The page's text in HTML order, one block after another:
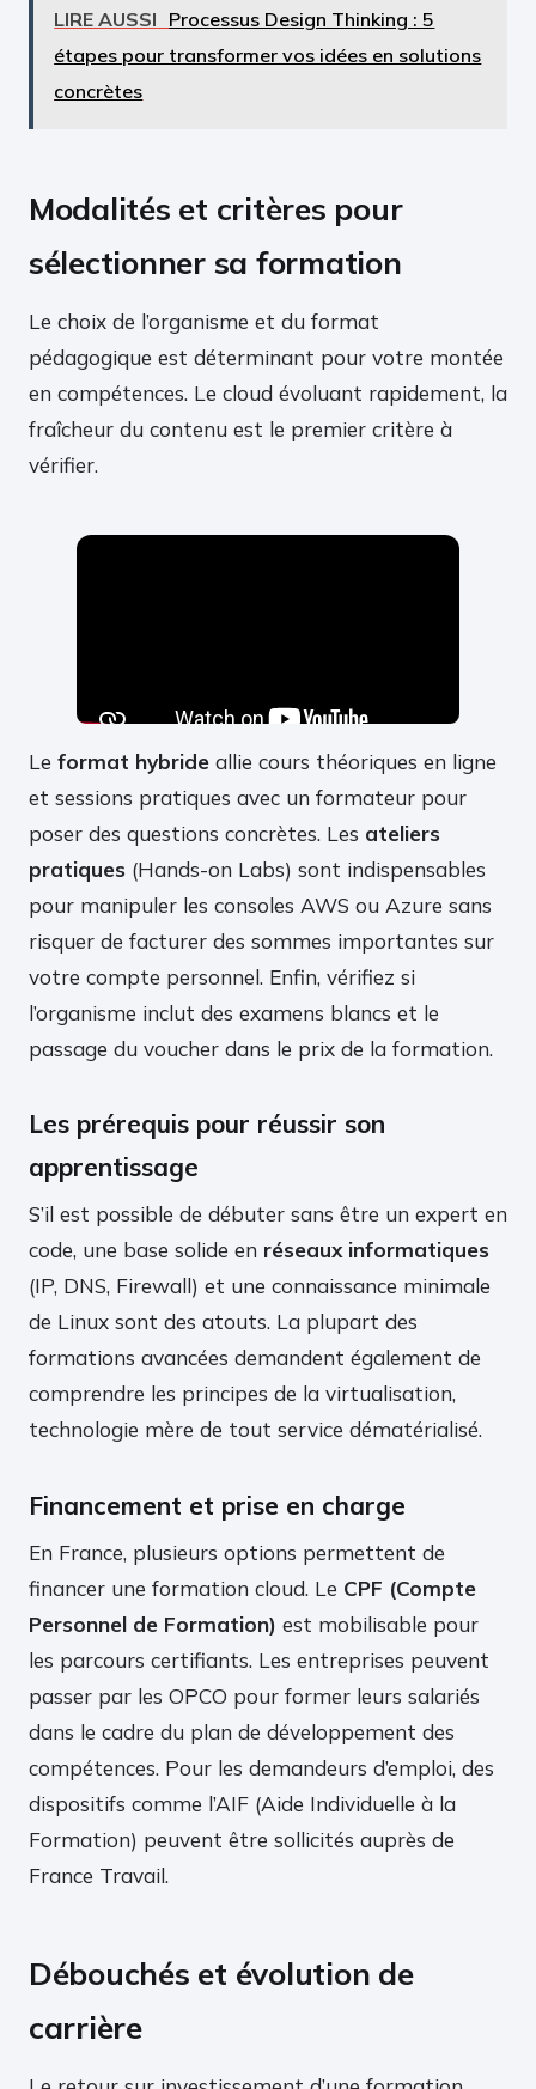
LIRE AUSSI Processus Design Thinking : 5
étapes pour transformer vos idées en solutions
concrètes
Modalités et critères pour
sélectionner sa formation
Le choix de l’organisme et du format
pédagogique est déterminant pour votre montée
en compétences. Le cloud évoluant rapidement, la
fraîcheur du contenu est le premier critère à
vérifier.
Le format hybride allie cours théoriques en ligne
et sessions pratiques avec un formateur pour
poser des questions concrètes. Les ateliers
pratiques (Hands-on Labs) sont indispensables
pour manipuler les consoles AWS ou Azure sans
risquer de facturer des sommes importantes sur
votre compte personnel. Enfin, vérifiez si
l’organisme inclut des examens blancs et le
passage du voucher dans le prix de la formation.
Les prérequis pour réussir son
apprentissage
S’il est possible de débuter sans être un expert en
code, une base solide en réseaux informatiques
(IP, DNS, Firewall) et une connaissance minimale
de Linux sont des atouts. La plupart des
formations avancées demandent également de
comprendre les principes de la virtualisation,
technologie mère de tout service dématérialisé.
Financement et prise en charge
En France, plusieurs options permettent de
financer une formation cloud. Le CPF (Compte
Personnel de Formation) est mobilisable pour
les parcours certifiants. Les entreprises peuvent
passer par les OPCO pour former leurs salariés
dans le cadre du plan de développement des
compétences. Pour les demandeurs d’emploi, des
dispositifs comme l’AIF (Aide Individuelle à la
Formation) peuvent être sollicités auprès de
France Travail.
Débouchés et évolution de
carrière